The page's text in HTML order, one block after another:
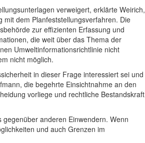
verweigert, erklärte Weirich,
dem Planfeststellungsverfahren. Die
zur effizienten Erfassung und
die weit über das Thema der
Umweltinformationsrichtlinie nicht
nicht möglich.
in dieser Frage interessiert sei und
die begehrte Einsichtnahme an den
vorliege und rechtliche Bestandskraft
anderen Einwendern. Wenn
und auch Grenzen im